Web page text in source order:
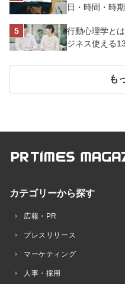
日・時間・時
行動心理学と
ジネス使える
も
カテゴリーから探す
広報・PR
プレスリリース
マーケティング
人事・採用